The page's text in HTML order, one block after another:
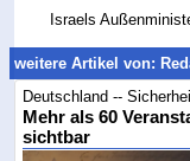
Israels
weitere Artikel von:
Deutschland --
Mehr als 60
sichtbar